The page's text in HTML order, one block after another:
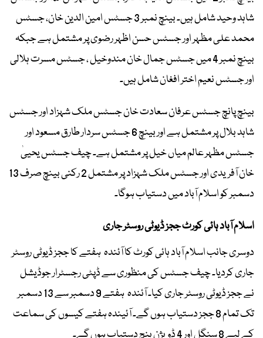
شاہد وحید شامل ہیں۔ بینچ نمبر 3 جسٹس امین الدین خان، جسٹس
محمد علی مظہر اور جسٹس حسن اظہر رضوی پر مشتمل ہے جبکہ
بینچ نمبر 4 میں جسٹس جمال خان مندوخیل ، جسٹس مسرت ہلالی
اور جسٹس نعیم اختر افغان شامل ہیں۔
بینچ پانچ جسٹس عرفان سعادت خان جسٹس ملک شہزاد اور جسٹس
شاہد بلال پر مشتمل ہے اور بینچ 6 جسٹس سردار طارق مسعود اور
جسٹس مظہر عالم میاں خیل پر مشتمل ہے۔ چیف جسٹس یحییٰ
خان آفریدی اور جسٹس ملک شہزاد پر مشتمل 2 رکنی بینچ صرف 13
دسمبر کو اسلام آباد میں دستیاب ہوگا۔
اسلام آباد ہائی کورٹ ججز ڈیوٹی روسٹر جاری
دوسری جانب اسلام آباد ہائی کورٹ کا آئندہ ہفتے کا ججز ڈیوٹی روسٹر
جاری کردیا۔ چیف جسٹس کی منظوری سے ڈپٹی رجسٹرار جوڈیشل
نے ججز ڈیوٹی روسٹر جاری کیا۔ آئندہ ہفتے 9 دسمبر سے 13 دسمبر
تک تمام 8 ججز دستیاب ہوں گے۔ آئیندہ ہفتے کیسوں کی سماعت
کے لیے 8 سنگل اور 4 ڈویژن بنچ دستیاب ہوں گے۔